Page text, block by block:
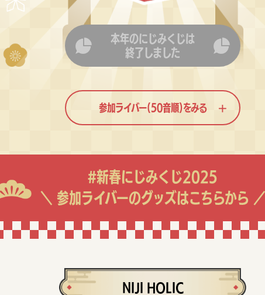
本年のにじみくじは
終了しました
参加ライバー(50音順)をみる
#新春にじみくじ2025
＼ 参加ライバーのグッズはこちらから ／
NIJI HOLIC